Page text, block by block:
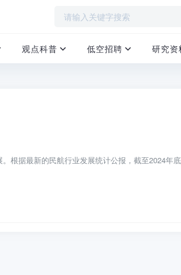
观点科普 低空招聘 研究资
根据最新的民航行业发展统计公报，截至2024年